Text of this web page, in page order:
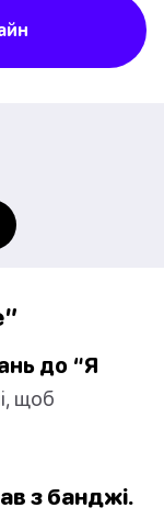
до “Я
щоб
з банджі.